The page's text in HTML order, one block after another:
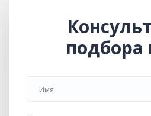
подбора